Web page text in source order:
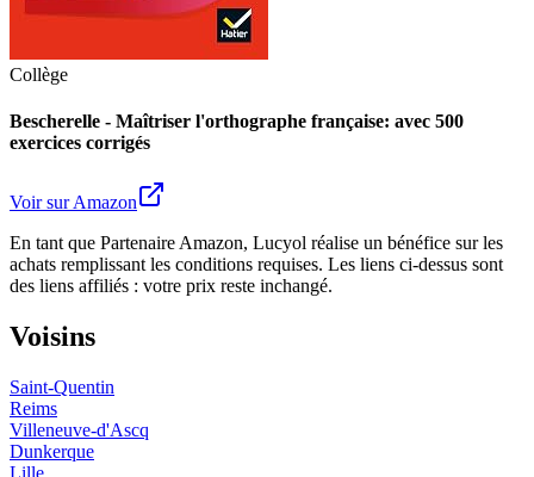
Collège
Bescherelle - Maîtriser l'orthographe française: avec 500
exercices corrigés
Voir sur Amazon
En tant que Partenaire Amazon, Lucyol réalise un bénéfice sur les
achats remplissant les conditions requises. Les liens ci-dessus sont
des liens affiliés : votre prix reste inchangé.
Voisins
Saint-Quentin
Reims
Villeneuve-d'Ascq
Dunkerque
Lille